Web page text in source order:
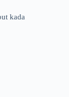
kada